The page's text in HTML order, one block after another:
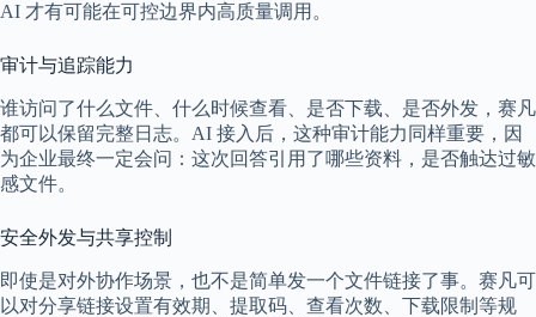
AI 才有可能在可控边界内高质量调用。
审计与追踪能力
谁访问了什么文件、什么时候查看、是否下载、是否外发，赛凡
都可以保留完整日志。AI 接入后，这种审计能力同样重要，因
为企业最终一定会问：这次回答引用了哪些资料，是否触达过敏
感文件。
安全外发与共享控制
即使是对外协作场景，也不是简单发一个文件链接了事。赛凡可
以对分享链接设置有效期、提取码、查看次数、下载限制等规